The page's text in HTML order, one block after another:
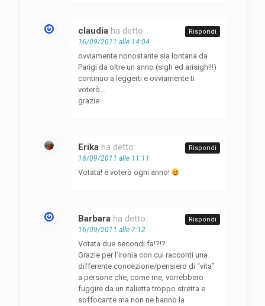
claudia ha detto:
16/09/2011 alle 14:04
ovviamente nonostante sia lontana da
Parigi da oltre un anno (sigh ed arisigh!!!)
continuo a leggerti e ovviamente ti
voterò…
grazie
Rispondi
Erika ha detto:
16/09/2011 alle 11:11
Votata! e voterò ogni anno!
Rispondi
Barbara ha detto:
16/09/2011 alle 7:12
Votata due secondi fa!?!?
Grazie per l’ironia con cui racconti una
differente concezione/pensiero di “vita”
a persone che, come me, vorrebbero
fuggire da un italietta troppo stretta e
soffocante ma non ne hanno la
Rispondi